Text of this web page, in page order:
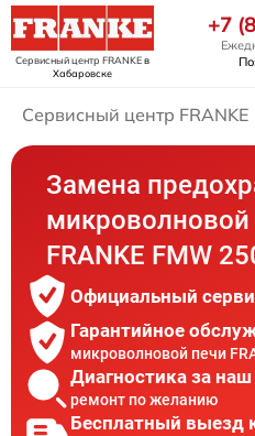
Сервисный центр FRANKEв
Хабаровске
+7
Сервисный центр FRANKE
Замена
микроволновой
FRANKE FMW
Официальный
Гарантийное
микроволновой печи
Диагностика за наш
ремонт по желанию
Бесплатный выезд